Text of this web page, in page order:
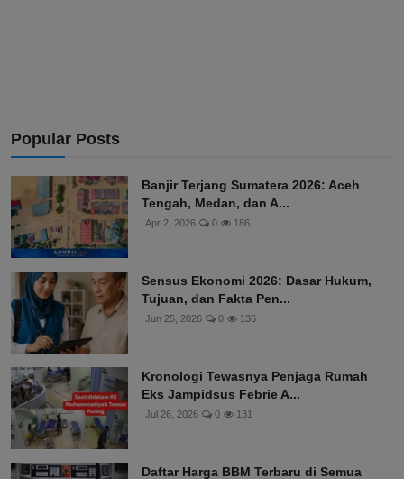
Popular Posts
Banjir Terjang Sumatera 2026: Aceh
Tengah, Medan, dan A...
Apr 2, 2026 0 186
Sensus Ekonomi 2026: Dasar Hukum,
Tujuan, dan Fakta Pen...
Jun 25, 2026 0 136
Kronologi Tewasnya Penjaga Rumah
Eks Jampidsus Febrie A...
Jul 26, 2026 0 131
Daftar Harga BBM Terbaru di Semua